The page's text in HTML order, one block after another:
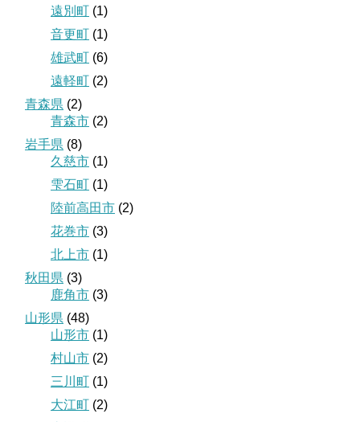
遠別町 (1)
音更町 (1)
雄武町 (6)
遠軽町 (2)
青森県 (2)
青森市 (2)
岩手県 (8)
久慈市 (1)
雫石町 (1)
陸前高田市 (2)
花巻市 (3)
北上市 (1)
秋田県 (3)
鹿角市 (3)
山形県 (48)
山形市 (1)
村山市 (2)
三川町 (1)
大江町 (2)